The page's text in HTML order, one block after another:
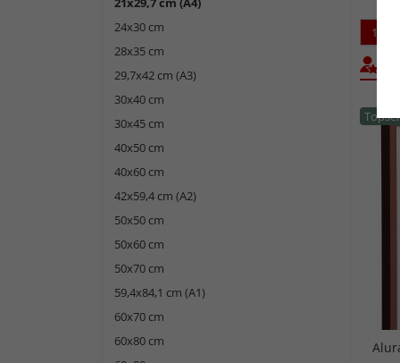
1
24x30 cm
28x35 cm
29,7x42 cm (A3)
30x40 cm
30x45 cm
40x50 cm
40x60 cm
42x59,4 cm (A2)
50x50 cm
50x60 cm
50x70 cm
59,4x84,1 cm (A1)
60x70 cm
60x80 cm